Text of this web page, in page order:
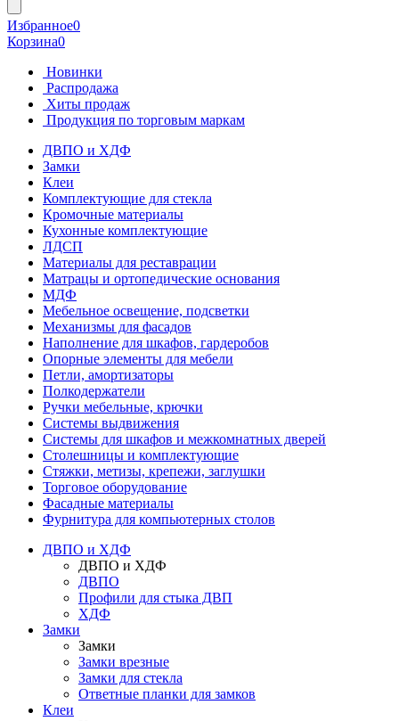
Избранное0
Корзина0
Новинки
Распродажа
Хиты продаж
Продукция по торговым маркам
ДВПО и ХДФ
Замки
Клеи
Комплектующие для стекла
Кромочные материалы
Кухонные комплектующие
ЛДСП
Материалы для реставрации
Матрацы и ортопедические основания
МДФ
Мебельное освещение, подсветки
Механизмы для фасадов
Наполнение для шкафов, гардеробов
Опорные элементы для мебели
Петли, амортизаторы
Полкодержатели
Ручки мебельные, крючки
Системы выдвижения
Системы для шкафов и межкомнатных дверей
Столешницы и комплектующие
Стяжки, метизы, крепежи, заглушки
Торговое оборудование
Фасадные материалы
Фурнитура для компьютерных столов
ДВПО и ХДФ
ДВПО и ХДФ
ДВПО
Профили для стыка ДВП
ХДФ
Замки
Замки
Замки врезные
Замки для стекла
Ответные планки для замков
Клеи